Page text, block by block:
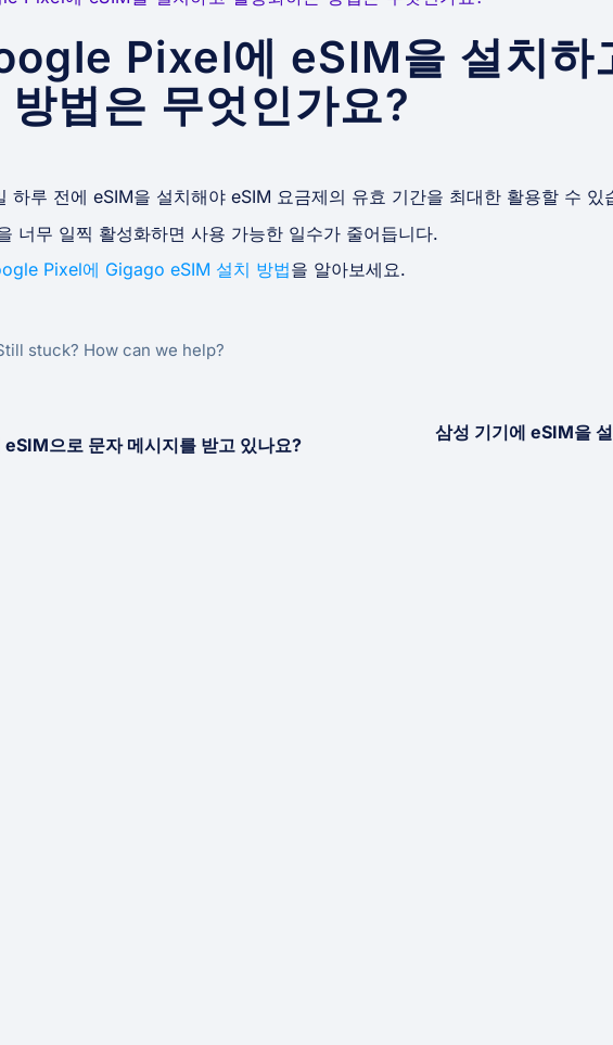
Pixel에 eSIM을 설치하
방법은 무엇인가요?
하루 전에 eSIM을 설치해야 eSIM 요금제의 유효 기간을 최대한 활용할 수 있
너무 일찍 활성화하면 사용 가능한 일수가 줄어듭니다.
Pixel에 Gigago eSIM 설치 방법을 알아보세요.
stuck? How can we help?
eSIM으로 문자 메시지를 받고 있나요?
삼성 기기에 eSIM을